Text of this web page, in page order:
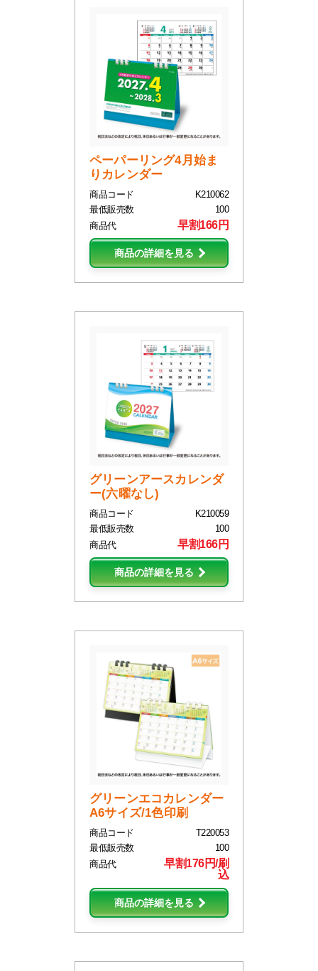
ペーパーリング4月始ま
りカレンダー
商品コード
K210062
最低販売数
100
商品代
早割166円
商品の詳細を見る
グリーンアースカレンダ
ー(六曜なし)
商品コード
K210059
最低販売数
100
商品代
早割166円
商品の詳細を見る
グリーンエコカレンダー
A6サイズ/1色印刷
商品コード
T220053
最低販売数
100
商品代
早割176円/刷
込
商品の詳細を見る